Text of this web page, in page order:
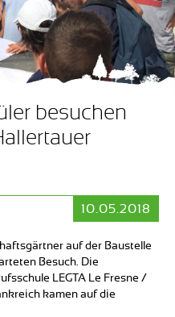
besuchen
10.05.2018
auf der Baustelle
Besuch. Die
LEGTA Le Fresne /
kamen auf die